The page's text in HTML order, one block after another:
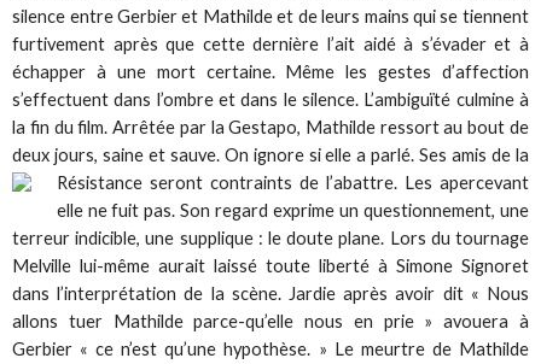
silence entre Gerbier et Mathilde et de leurs mains qui se tiennent
furtivement après que cette dernière l’ait aidé à s’évader et à
échapper à une mort certaine. Même les gestes d’affection
s’effectuent dans l’ombre et dans le silence. L’ambiguïté culmine à
la fin du film. Arrêtée par la Gestapo, Mathilde ressort au bout de
deux jours, saine et sauve. On ignore si elle a parlé. Ses amis de la
Résistance seront contraints de l’abattre. Les apercevant
elle ne fuit pas. Son regard exprime un questionnement, une
terreur indicible, une supplique : le doute plane. Lors du tournage
Melville lui-même aurait laissé toute liberté à Simone Signoret
dans l’interprétation de la scène. Jardie après avoir dit « Nous
allons tuer Mathilde parce-qu’elle nous en prie » avouera à
Gerbier « ce n’est qu’une hypothèse. » Le meurtre de Mathilde